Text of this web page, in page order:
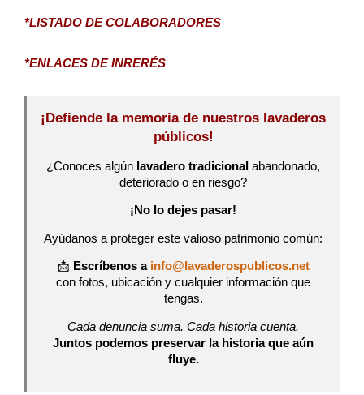
*LISTADO DE COLABORADORES
*ENLACES DE INRERÉS
¡Defiende la memoria de nuestros lavaderos
públicos!
¿Conoces algún lavadero tradicional abandonado,
deteriorado o en riesgo?
¡No lo dejes pasar!
Ayúdanos a proteger este valioso patrimonio común:
📩 Escríbenos a info@lavaderospublicos.net
con fotos, ubicación y cualquier información que
tengas.
Cada denuncia suma. Cada historia cuenta.
Juntos podemos preservar la historia que aún
fluye.